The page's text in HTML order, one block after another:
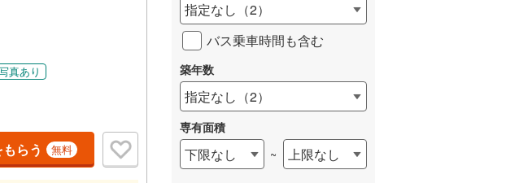
真あり
らう 無料
指定なし （2）
バス乗車時間も含む
築年数
指定なし （2）
専有面積
下限なし ~ 上限なし
詳しく見る